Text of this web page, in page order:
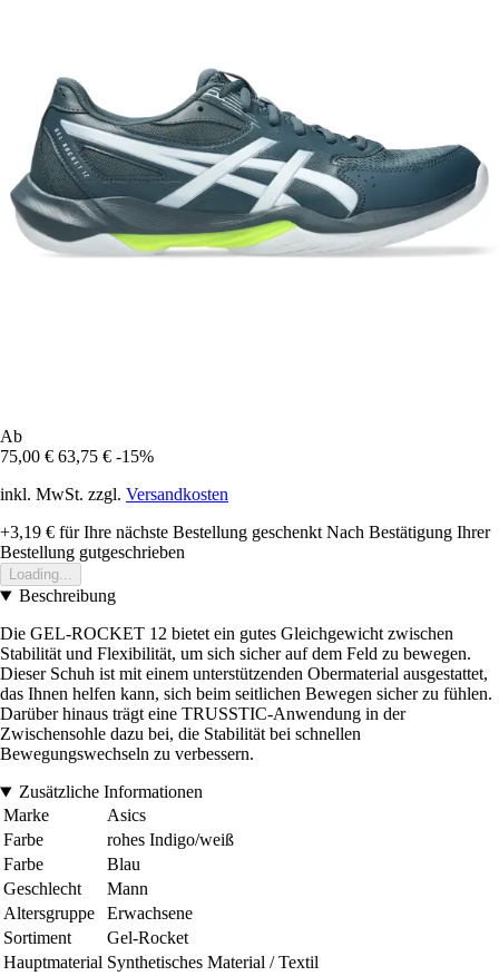
Ab
75,00 € 63,75 € -15%
inkl. MwSt. zzgl. Versandkosten
+3,19 € für Ihre nächste Bestellung geschenkt Nach Bestätigung Ihrer
Bestellung gutgeschrieben
Loading...
Beschreibung
Die GEL-ROCKET 12 bietet ein gutes Gleichgewicht zwischen
Stabilität und Flexibilität, um sich sicher auf dem Feld zu bewegen.
Dieser Schuh ist mit einem unterstützenden Obermaterial ausgestattet,
das Ihnen helfen kann, sich beim seitlichen Bewegen sicher zu fühlen.
Darüber hinaus trägt eine TRUSSTIC-Anwendung in der
Zwischensohle dazu bei, die Stabilität bei schnellen
Bewegungswechseln zu verbessern.
Zusätzliche Informationen
Marke
Asics
Farbe
rohes Indigo/weiß
Farbe
Blau
Geschlecht
Mann
Altersgruppe
Erwachsene
Sortiment
Gel-Rocket
Hauptmaterial Synthetisches Material / Textil